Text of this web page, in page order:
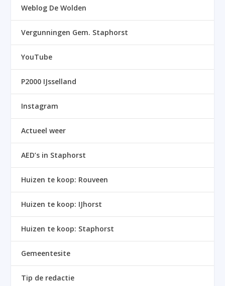
Weblog De Wolden
Vergunningen Gem. Staphorst
YouTube
P2000 IJsselland
Instagram
Actueel weer
AED’s in Staphorst
Huizen te koop: Rouveen
Huizen te koop: IJhorst
Huizen te koop: Staphorst
Gemeentesite
Tip de redactie